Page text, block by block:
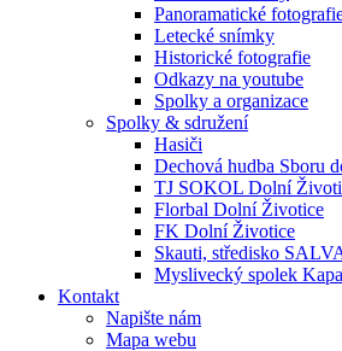
Panoramatické
Letecké snímky
Historické fotografie
Odkazy na youtube
Spolky a organizace
Spolky & sdružení
Hasiči
Dechová hudba Sboru
TJ SOKOL Dolní
Florbal Dolní Životice
FK Dolní Životice
Skauti, středisko
Myslivecký spolek
Kontakt
Napište nám
Mapa webu